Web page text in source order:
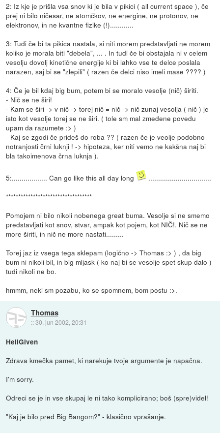
2: Iz kje je prišla vsa snov ki je bila v pikici ( all current space ), če
prej ni bilo ničesar, ne atomčkov, ne energine, ne protonov, ne
elektronov, in ne kvantne fizike (!)............
3: Tudi če bi ta pikica nastala, si niti morem predstavljati ne morem
koliko je morala biti "debela", ... . In tudi če bi obstajala ni v celem
vesolju dovolj kinetične energije ki bi lahko vse te delce poslala
narazen, saj bi se "zlepili" ( razen če delci niso imeli mase ???? )
4: Če je bil kdaj big bum, potem bi se moralo vesolje (nič) širiti.
- Nič se ne širi!
- Kam se širi -> v nič -> torej nič = nič -> nič zunaj vesolja ( nič ) je
isto kot vesolje torej se ne širi. ( tole sm mal zmedene povedu
upam da razumete :> )
- Kaj se zgodi če prideš do roba ?? ( razen če je veolje podobno
notranjosti črni luknji ! -> hipoteza, ker niti vemo ne kakšna naj bi
bla takoimenova črna luknja ).
5:.................. Can go like this all day long
................................
***********************************
Pomojem ni bilo nikoli nobenega great buma. Vesolje si ne smemo
predstavljati kot snov, stvar, ampak kot pojem, kot NIČ!. Nič se ne
more širiti, in nič ne more nastati.........
Torej jaz iz vsega tega sklepam (logično -> Thomas :> ) , da big
bum ni nikoli bil, in big mljask ( ko naj bi se vesolje spet skup dalo )
tudi nikoli ne bo.
hmmm, neki sm pozabu, ko se spomnem, bom postu :>.
Thomas
::30. jun 2002, 20:31
HellGiven
Zdrava kmečka pamet, ki narekuje tvoje argumente je napačna.
I'm sorry.
Odreci se je in vse skupaj le ni tako komplicirano; boš (spre)videl!
"Kaj je bilo pred Big Bangom?" - klasično vprašanje.